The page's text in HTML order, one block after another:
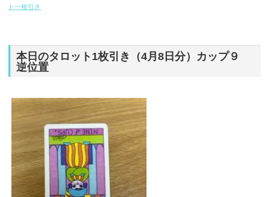
ト一枚引き
本日のタロット1枚引き（4月8日分）カップ９
逆位置